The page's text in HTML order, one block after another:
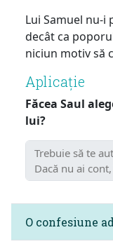
Lui Samuel nu-i
decât ca
niciun motiv să
Aplicație
Făcea Saul
lui?
O confesiune